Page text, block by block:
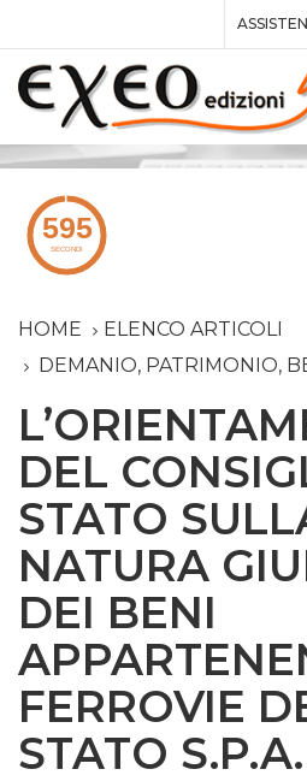
HOME
ELENCO ARTICOLI
DEMANIO, PATRIMONIO,
DEL
STATO
NATURA
DEI BENI
FERROVIE
STATO S.P.A.